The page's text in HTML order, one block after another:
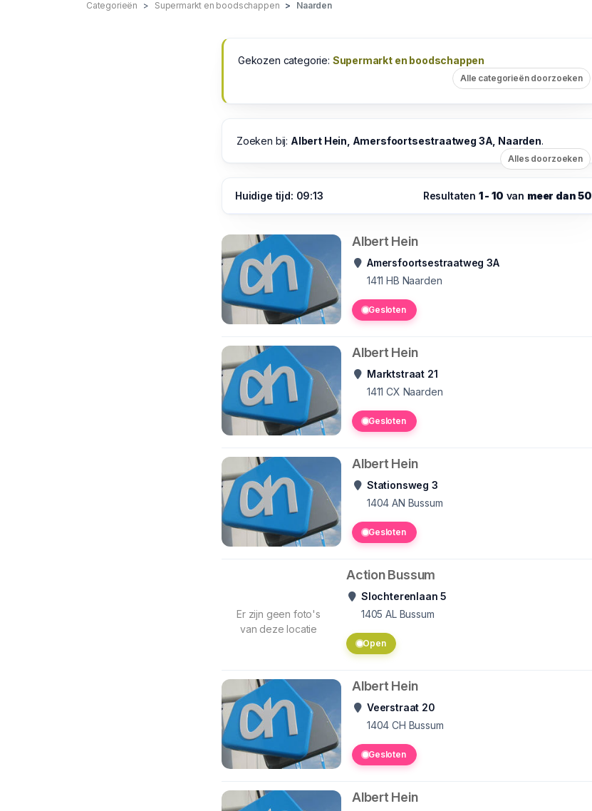
Categorieën Supermarkt en boodschappen Naarden
Gekozen categorie: Supermarkt en boodschappen
Alle categorieën doorzoeken
Zoeken bij: Albert Hein, Amersfoortsestraatweg 3A, Naarden.
Alles doorzoeken
Huidige tijd: 09:13 Resultaten 1 - 10 van meer dan 50
Albert Hein
Amersfoortsestraatweg 3A
1411 HB Naarden
Gesloten
Albert Hein
Marktstraat 21
1411 CX Naarden
Gesloten
Albert Hein
Stationsweg 3
1404 AN Bussum
Gesloten
Er zijn geen foto's
van deze locatie
Action Bussum
Slochterenlaan 5
1405 AL Bussum
Open
Albert Hein
Veerstraat 20
1404 CH Bussum
Gesloten
Albert Hein